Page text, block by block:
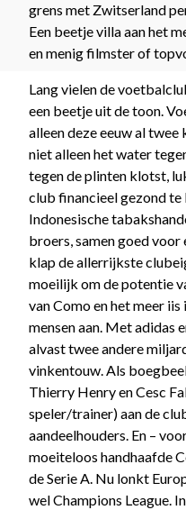
grens met Zwitserland
Een beetje villa aan het
en menig filmster of
Lang vielen de
een beetje uit de toon.
alleen deze eeuw al
niet alleen het water
tegen de plinten klotst,
club financieel gezond
Indonesische
broers, samen goed
klap de allerrijkste
moeilijk om de potentie
van Como en het meer
mensen aan. Met adidas
alvast twee andere
vinkentouw. Als
Thierry Henry en Cesc
speler/trainer) aan de
aandeelhouders. En –
moeiteloos handhaafde
de Serie A. Nu lonkt
wel Champions League.